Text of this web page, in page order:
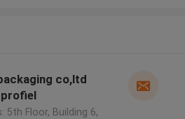
co,ltd
5th Floor, Building 6,